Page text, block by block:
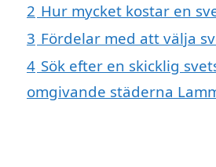
2 Hur mycket kostar en
3 Fördelar med att välja
4 Sök efter en skicklig
omgivande städerna